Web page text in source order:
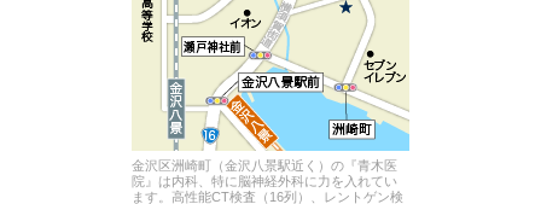
金沢区洲崎町（金沢八景駅近く）の『青木医
院』は内科、特に脳神経外科に力を入れてい
ます。高性能CT検査（16列）、レントゲン検